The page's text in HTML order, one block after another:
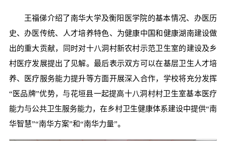
王福俤介绍了南华大学及衡阳医学院的基本情况、办医历
史、办医传统、人才培养特色、为健康中国和健康湖南建设做
出的重大贡献，同时对十八洞村新农村示范卫生室的建设及乡
村医疗发展提出了见解。最后表示双方可以在基层卫生人才培
养、医疗服务能力提升等方面开展深入合作，学校将充分发挥
“医品牌”优势，与花垣县一起提高十八洞村村卫生室基本医疗
能力与公共卫生服务能力，在乡村卫生健康体系建设中提供“南
华智慧”“南华方案”和“南华力量”。